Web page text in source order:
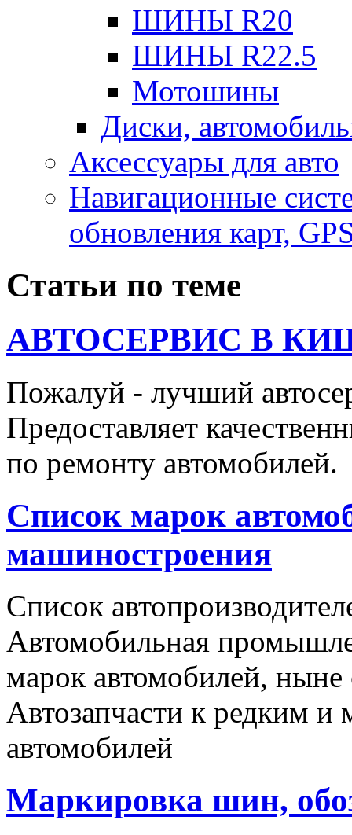
ШИНЫ R20
ШИНЫ R22.5
Мотошины
Диски,
Аксесcуары для авто
Навигационные
обновления карт,
Статьи по теме
АВТОСЕРВИС В
Пожалуй - лучший
Предоставляет
по ремонту автомобилей.
Список марок
машиностроения
Список
Автомобильная
марок автомобилей,
Автозапчасти к редким
автомобилей
Маркировка шин,